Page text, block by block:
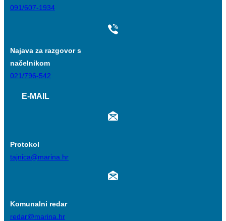
091/607-1934
Najava za razgovor s
načelnikom
021/796-542
E-MAIL
Protokol
tajnica@marina.hr
Komunalni redar
redar@marina.hr